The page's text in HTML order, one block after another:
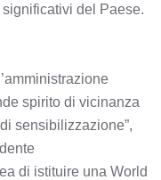
del Paese.
spirito di vicinanza
sensibilizzazione”,
di istituire una World